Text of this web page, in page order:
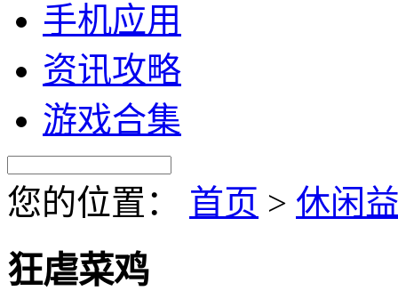
手机应用
资讯攻略
游戏合集
您的位置： 首页 > 休闲
狂虐菜鸡